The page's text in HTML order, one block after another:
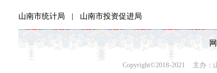
山南市统计局 | 山南市投资促进局
Copyright©2018-2021 主办：